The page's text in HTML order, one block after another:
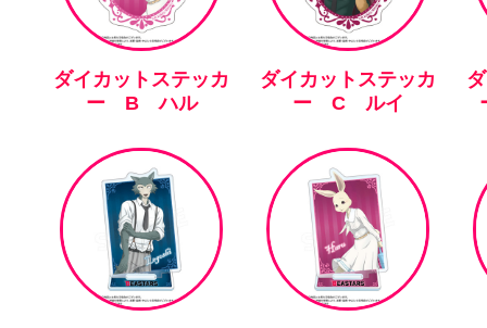
ダイカットステッカ
ー B ハル
ダイカットステッカ
ー C ルイ